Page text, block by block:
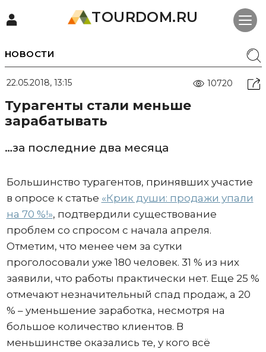
TOURDOM.RU
НОВОСТИ
22.05.2018, 13:15 10720
Турагенты стали меньше
зарабатывать
…за последние два месяца
Большинство турагентов, принявших участие
в опросе к статье «Крик души: продажи упали
на 70 %!», подтвердили существование
проблем со спросом с начала апреля.
Отметим, что менее чем за сутки
проголосовали уже 180 человек. 31 % из них
заявили, что работы практически нет. Еще 25 %
отмечают незначительный спад продаж, а 20
% – уменьшение заработка, несмотря на
большое количество клиентов. В
меньшинстве оказались те, у кого всё